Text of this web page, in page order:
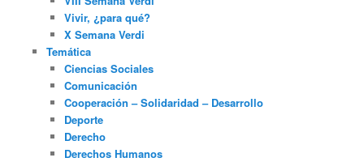
Vivir, ¿para qué?
X Semana Verdi
Temática
Ciencias Sociales
Comunicación
Cooperación – Solidaridad – Desarrollo
Deporte
Derecho
Derechos Humanos